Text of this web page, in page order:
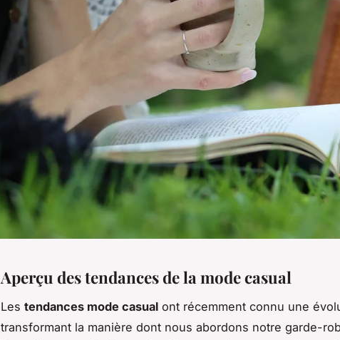
Aperçu des tendances de la mode casual
Les tendances mode casual ont récemment connu une
transformant la manière dont nous abordons notre garde-